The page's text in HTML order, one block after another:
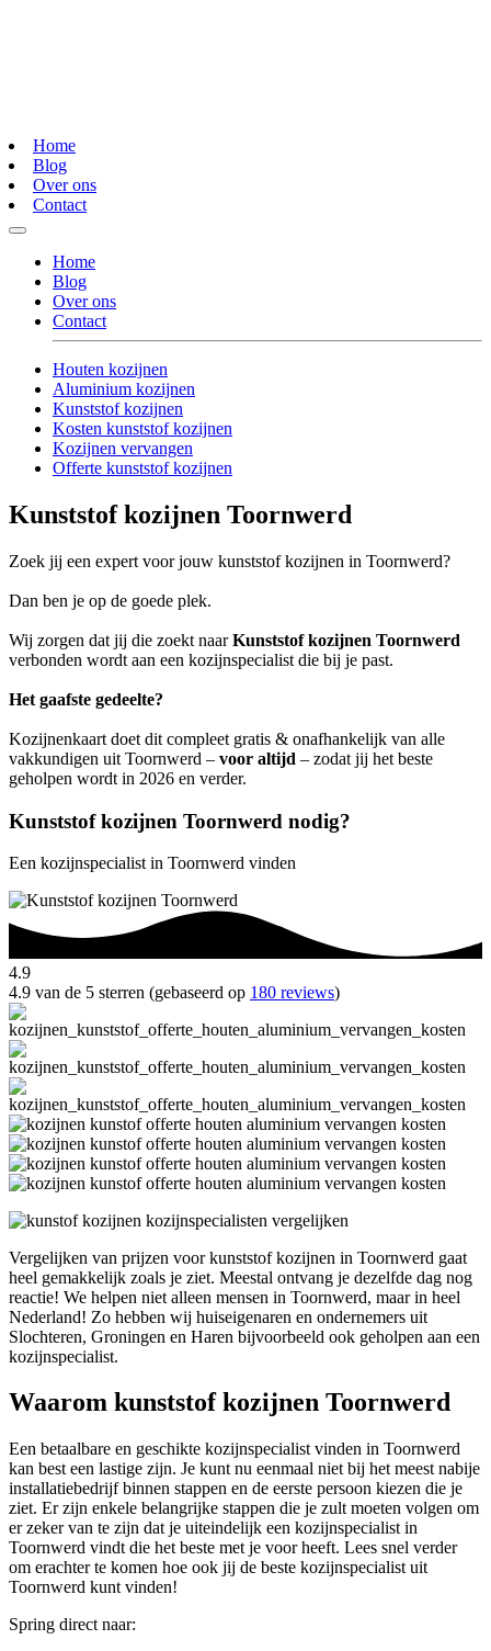
Home
Blog
Over ons
Contact
Home
Blog
Over ons
Contact
Houten kozijnen
Aluminium kozijnen
Kunststof kozijnen
Kosten kunststof kozijnen
Kozijnen vervangen
Offerte kunststof kozijnen
Kunststof kozijnen Toornwerd
Zoek jij een expert voor jouw kunststof kozijnen in Toornwerd?
Dan ben je op de goede plek.
Wij zorgen dat jij die zoekt naarKunststof kozijnen Toornwerd
verbonden wordt aan een kozijnspecialist die bij je past.
Het gaafste gedeelte?
Kozijnenkaart doet dit compleet gratis & onafhankelijk van alle
vakkundigen uit Toornwerd – voor altijd – zodat jij het beste
geholpen wordt in 2026 en verder.
Kunststof kozijnen Toornwerd nodig?
Een kozijnspecialist in Toornwerd vinden
4.9
4.9 van de 5 sterren (gebaseerd op 180 reviews)
Vergelijken van prijzen voor kunststof kozijnen in Toornwerd gaat
heel gemakkelijk zoals je ziet. Meestal ontvang je dezelfde dag nog
reactie! We helpen niet alleen mensen in Toornwerd, maar in heel
Nederland! Zo hebben wij huiseigenaren en ondernemers uit
Slochteren, Groningen en Haren bijvoorbeeld ook geholpen aan een
kozijnspecialist.
Waarom kunststof kozijnen Toornwerd
Een betaalbare en geschikte kozijnspecialist vinden in Toornwerd
kan best een lastige zijn. Je kunt nu eenmaal niet bij het meest nabije
installatiebedrijf binnen stappen en de eerste persoon kiezen die je
ziet. Er zijn enkele belangrijke stappen die je zult moeten volgen om
er zeker van te zijn dat je uiteindelijk een kozijnspecialist in
Toornwerd vindt die het beste met je voor heeft. Lees snel verder
om erachter te komen hoe ook jij de beste kozijnspecialist uit
Toornwerd kunt vinden!
Spring direct naar: